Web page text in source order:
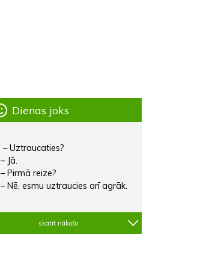
Dienas joks
– Uztraucaties?
– Jā.
– Pirmā reize?
– Nē, esmu uztraucies arī agrāk.
skatīt nākošo